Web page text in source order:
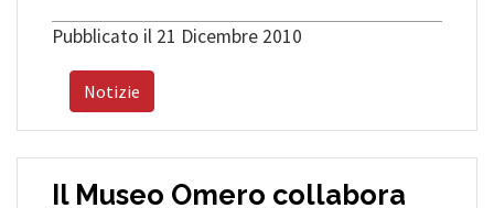
Pubblicato il 21 Dicembre 2010
Notizie
Il Museo Omero collabora